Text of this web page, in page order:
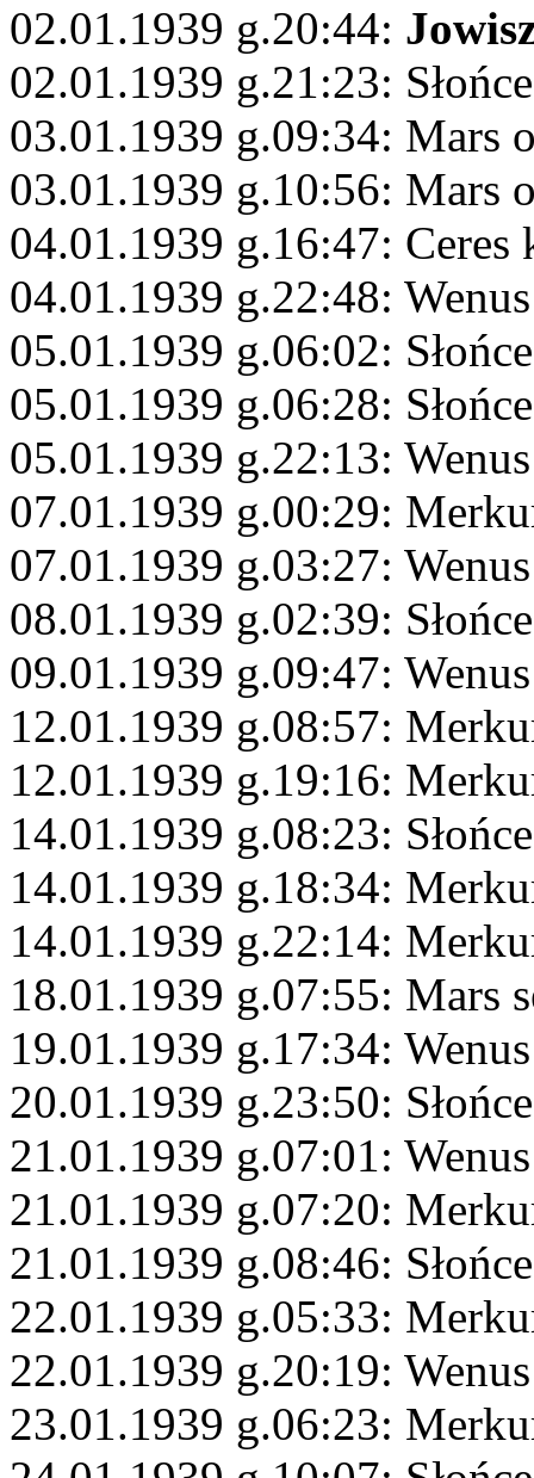
02.01.1939 g.20:44:
02.01.1939 g.21:23:
03.01.1939 g.09:34: Mars
03.01.1939 g.10:56: Mars
04.01.1939 g.16:47:
04.01.1939 g.22:48:
05.01.1939 g.06:02:
05.01.1939 g.06:28:
05.01.1939 g.22:13:
07.01.1939 g.00:29:
07.01.1939 g.03:27:
08.01.1939 g.02:39:
09.01.1939 g.09:47:
12.01.1939 g.08:57:
12.01.1939 g.19:16:
14.01.1939 g.08:23:
14.01.1939 g.18:34:
14.01.1939 g.22:14:
18.01.1939 g.07:55: Mars
19.01.1939 g.17:34:
20.01.1939 g.23:50:
21.01.1939 g.07:01:
21.01.1939 g.07:20:
21.01.1939 g.08:46:
22.01.1939 g.05:33:
22.01.1939 g.20:19:
23.01.1939 g.06:23: